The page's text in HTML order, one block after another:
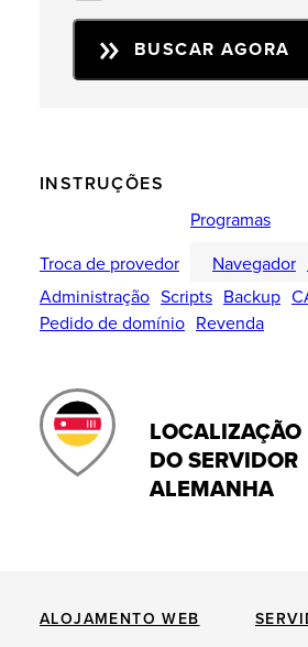
BUSCAR AGORA
INSTRUÇÕES
Troca de provedor
Programas
Navegador
Administração Scripts Backup
Pedido de domínio Revenda
LOCALIZAÇÃO
DO SERVIDOR
ALEMANHA
ALOJAMENTO WEB